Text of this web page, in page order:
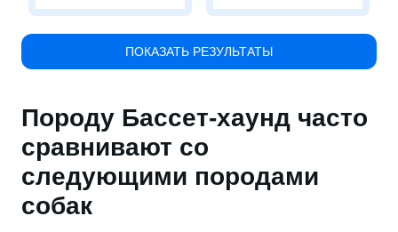
ПОКАЗАТЬ РЕЗУЛЬТАТЫ
Породу Бассет-хаунд часто
сравнивают со
следующими породами
собак